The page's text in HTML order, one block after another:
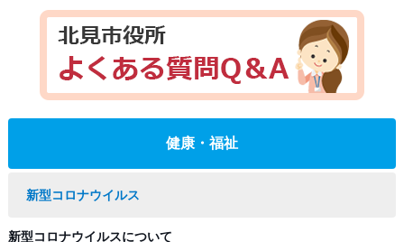
健康・福祉
新型コロナウイルス
新型コロナウイルスについて